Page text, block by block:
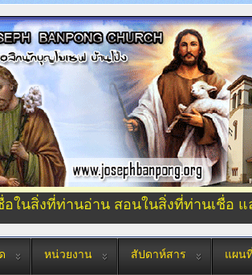
อในสิ่งที่ท่านอ่าน สอนในสิ่งที่ท่านเชื่อ
หน่วยงาน สัปดาห์สาร แผน